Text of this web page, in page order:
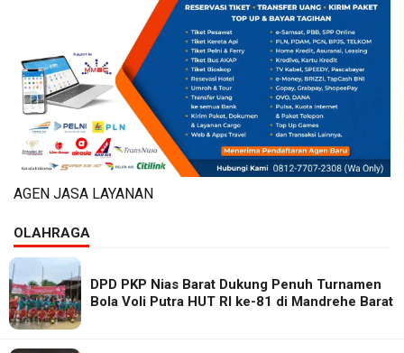
AGEN JASA LAYANAN
OLAHRAGA
DPD PKP Nias Barat Dukung Penuh Turnamen
Bola Voli Putra HUT RI ke-81 di Mandrehe Barat